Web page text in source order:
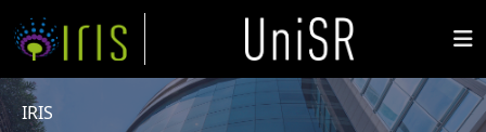
IRIS